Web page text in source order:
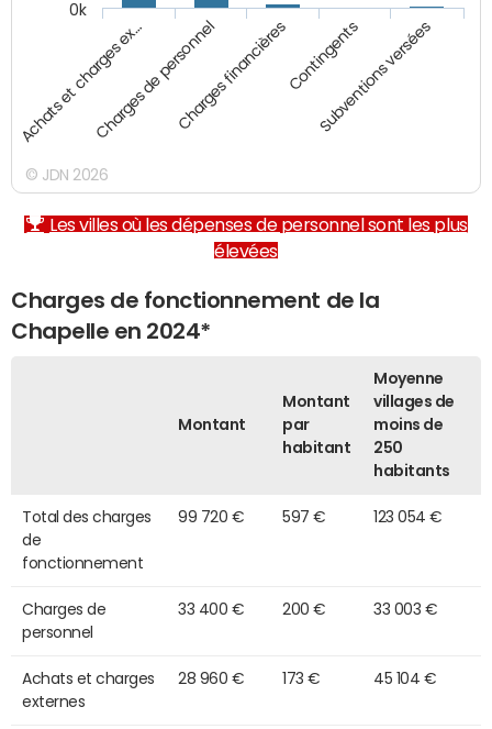
Achats et charges ex…Charges de personnelCharges financièresContingents
Subventions versées
0k
© JDN 2026
Les villes où les dépenses de personnel sont les plus
élevées
Charges de fonctionnement de la
Chapelle en 2024*
Montant
Montant
par
habitant
Moyenne
villages de
moins de
250
habitants
Total des charges
de
fonctionnement
99 720 € 597 € 123 054 €
Charges de
personnel
33 400 € 200 € 33 003 €
Achats et charges
externes
28 960 € 173 € 45 104 €